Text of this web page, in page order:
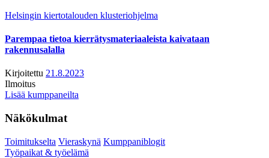
Helsingin kiertotalouden klusteriohjelma
Parempaa tietoa kierrätysmateriaaleista kaivataan
rakennusalalla
Kirjoitettu 21.8.2023
Ilmoitus
Lisää kumppaneilta
Näkökulmat
Toimitukselta Vieraskynä Kumppaniblogit
Työpaikat & työelämä